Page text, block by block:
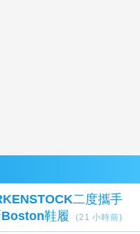
二度攜手
鞋履
(21 小時前)